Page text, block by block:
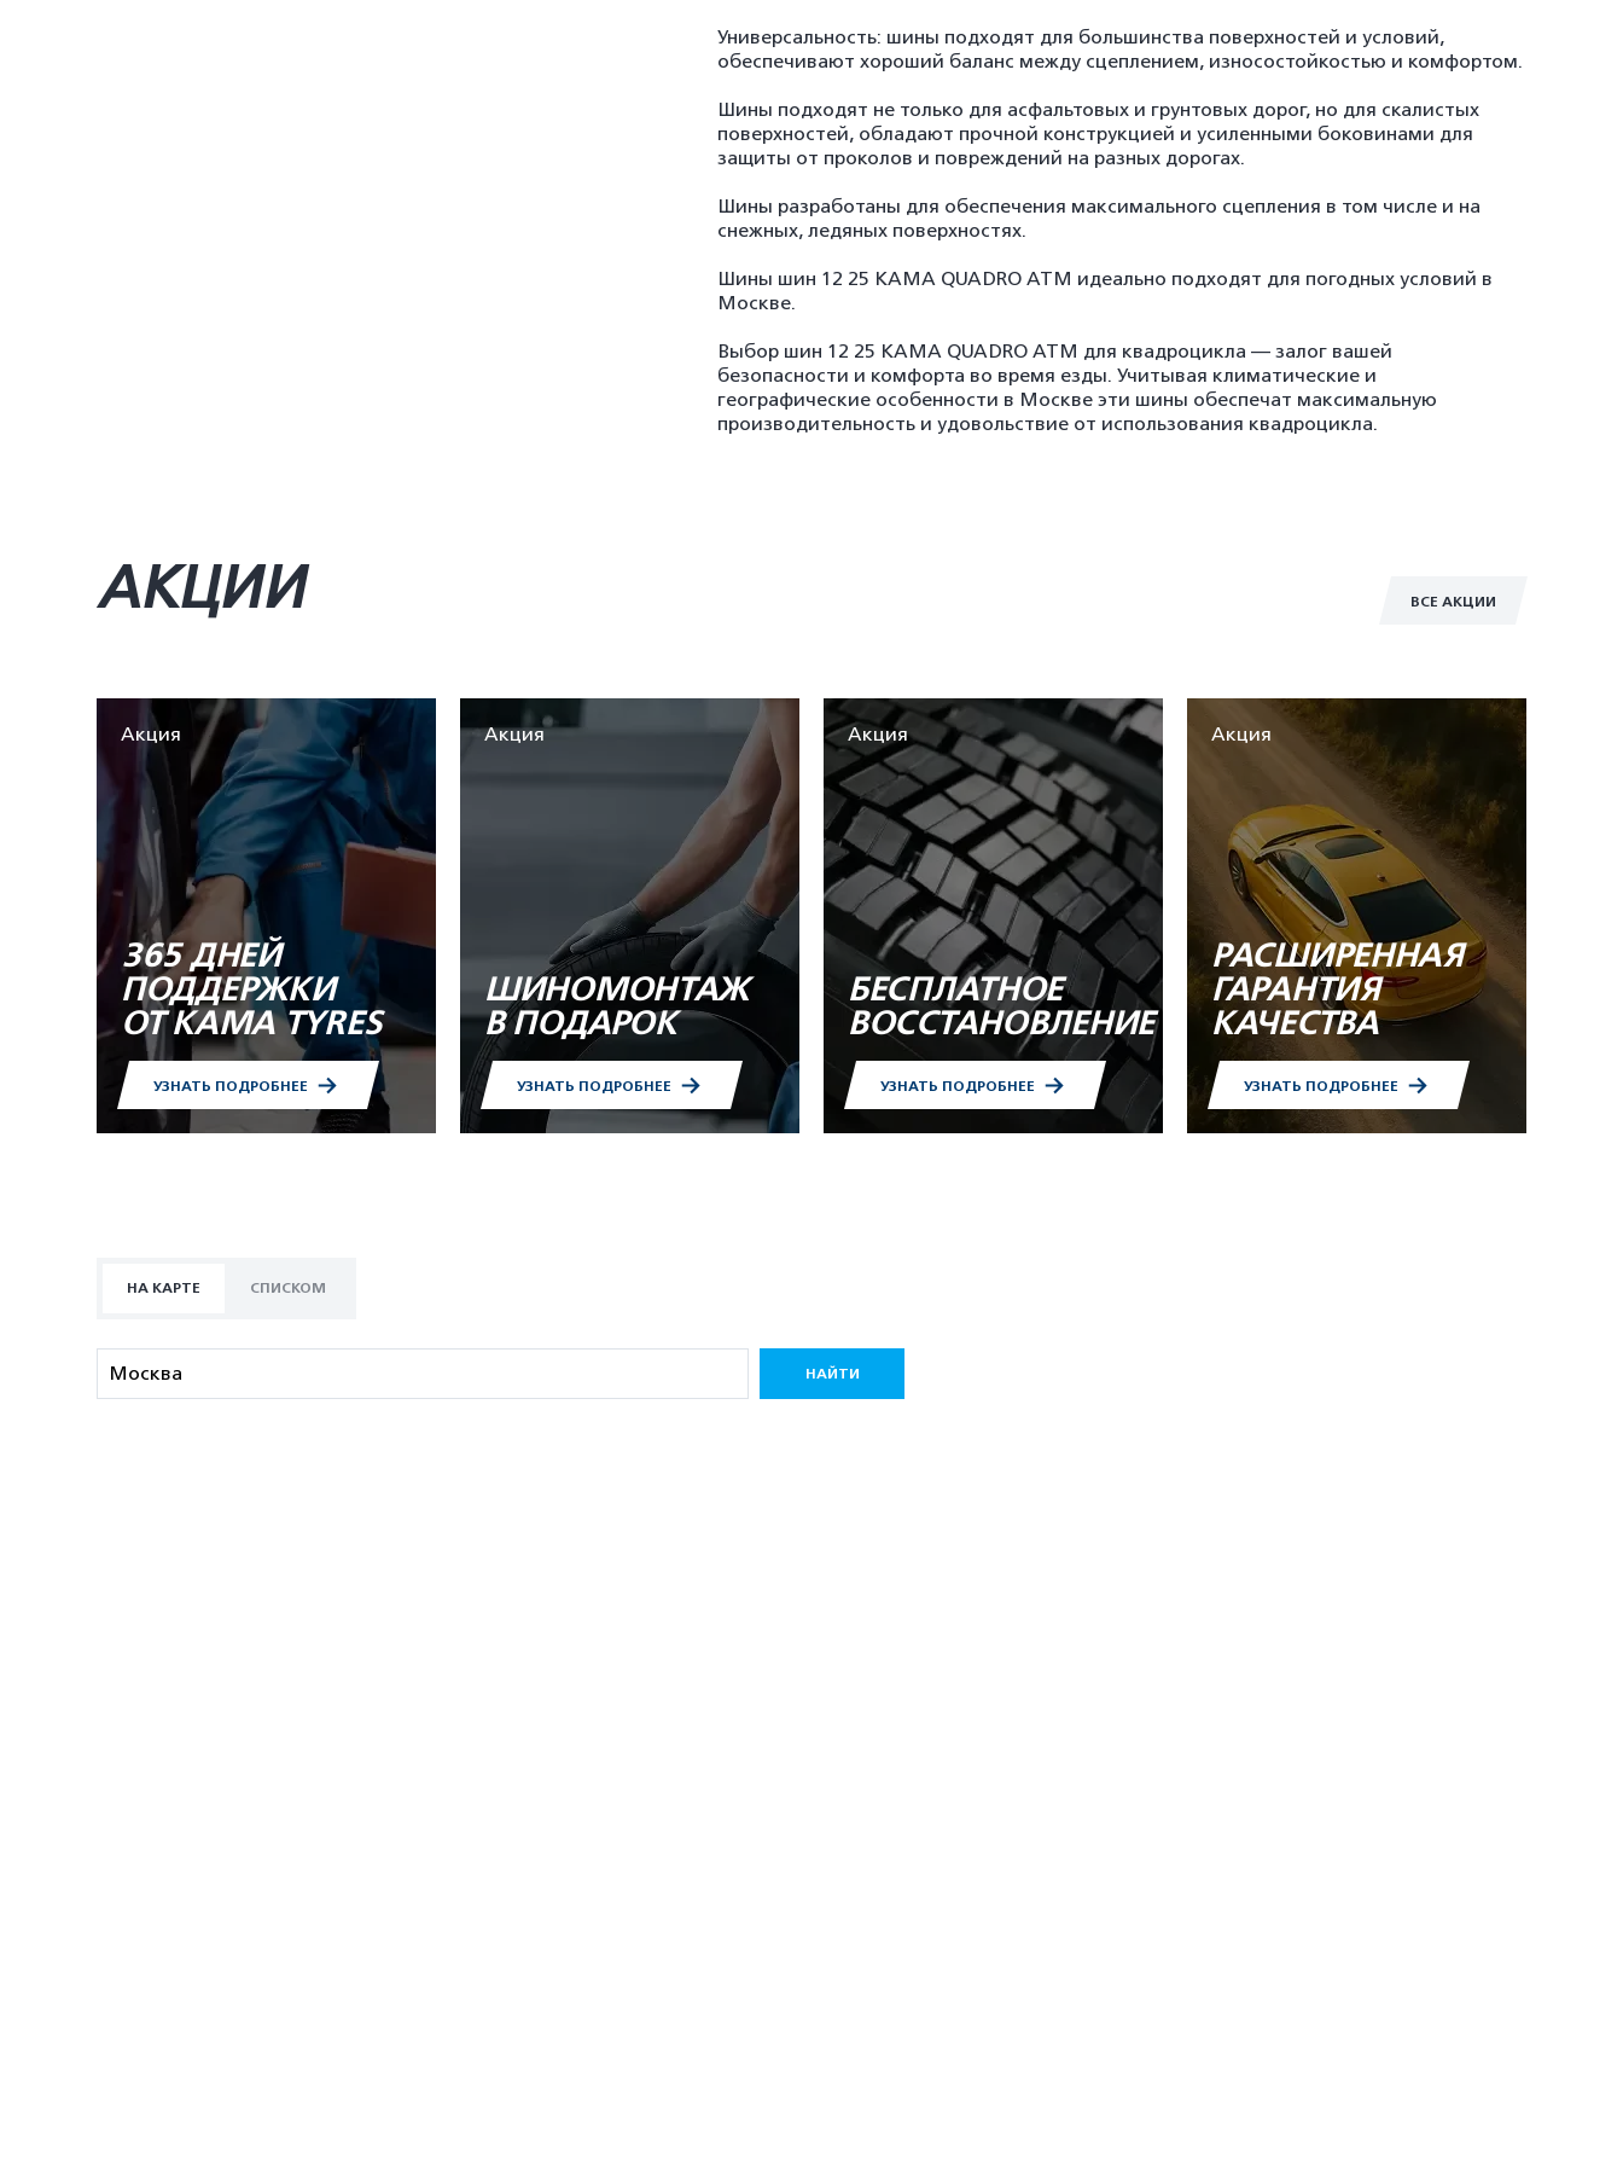
Универсальность: шины подходят для большинства поверхностей и условий,
обеспечивают хороший баланс между сцеплением, износостойкостью и комфортом.
Шины подходят не только для асфальтовых и грунтовых дорог, но для скалистых
поверхностей, обладают прочной конструкцией и усиленными боковинами для
защиты от проколов и повреждений на разных дорогах.
Шины разработаны для обеспечения максимального сцепления в том числе и на
снежных, ледяных поверхностях.
Шины шин 12 25 КАМА QUADRO ATM идеально подходят для погодных условий в
Москве.
Выбор шин 12 25 КАМА QUADRO ATM для квадроцикла — залог вашей
безопасности и комфорта во время езды. Учитывая климатические и
географические особенности в Москве эти шины обеспечат максимальную
производительность и удовольствие от использования квадроцикла.
ВСЕ АКЦИИ
АКЦИИ
Акция
365 ДНЕЙ
ПОДДЕРЖКИ
ОТ KAMA TYRES
УЗНАТЬ ПОДРОБНЕЕ
Акция
ШИНОМОНТАЖ
В ПОДАРОК
УЗНАТЬ ПОДРОБНЕЕ
Акция
БЕСПЛАТНОЕ
ВОССТАНОВЛЕНИЕ
УЗНАТЬ ПОДРОБНЕЕ
Акция
РАСШИРЕННАЯ
ГАРАНТИЯ
КАЧЕСТВА
УЗНАТЬ ПОДРОБНЕЕ
НА КАРТЕ СПИСКОМ
НАЙТИ